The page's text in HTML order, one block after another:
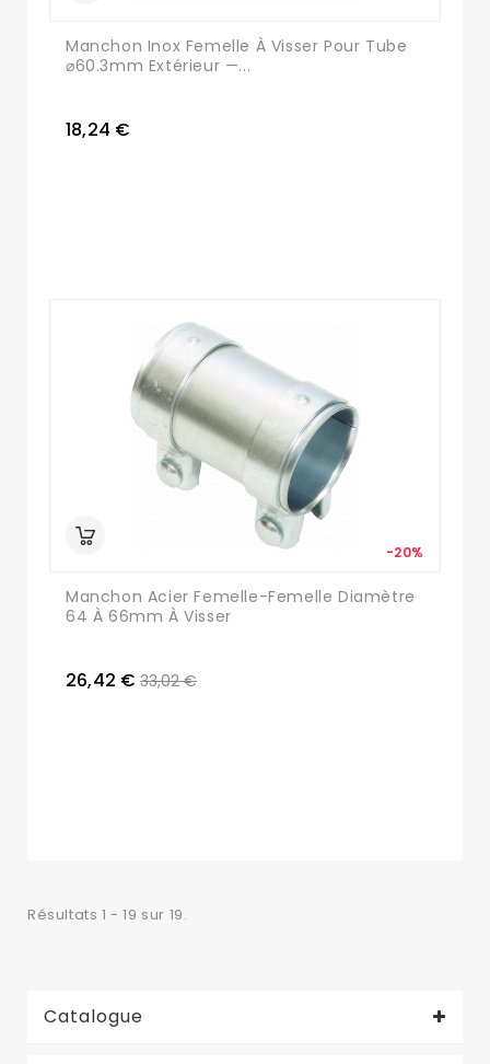
Manchon Inox Femelle À Visser Pour Tube
⌀60.3mm Extérieur —...
18,24 €
Manchon Acier Femelle-Femelle Diamètre
64 À 66mm À Visser
26,42 €
-20%
33,02 €
Résultats 1 - 19 sur 19.
Catalogue